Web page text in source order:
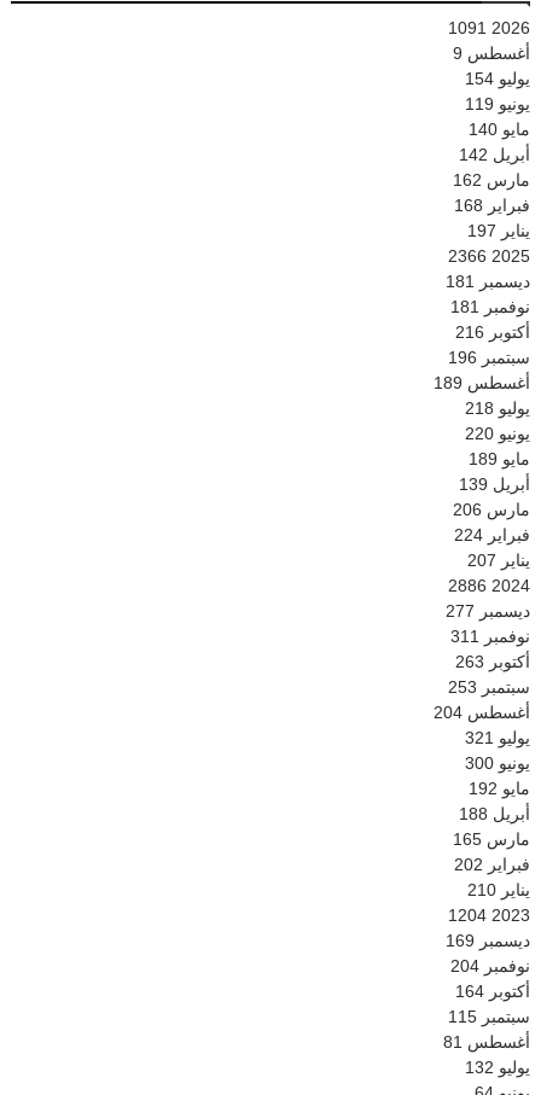
2026
1091
أغسطس 9
يوليو 154
يونيو 119
مايو 140
أبريل 142
مارس 162
فبراير 168
يناير 197
2025
2366
ديسمبر 181
نوفمبر 181
أكتوبر 216
سبتمبر 196
أغسطس 189
يوليو 218
يونيو 220
مايو 189
أبريل 139
مارس 206
فبراير 224
يناير 207
2024
2886
ديسمبر 277
نوفمبر 311
أكتوبر 263
سبتمبر 253
أغسطس 204
يوليو 321
يونيو 300
مايو 192
أبريل 188
مارس 165
فبراير 202
يناير 210
2023
1204
ديسمبر 169
نوفمبر 204
أكتوبر 164
سبتمبر 115
أغسطس 81
يوليو 132